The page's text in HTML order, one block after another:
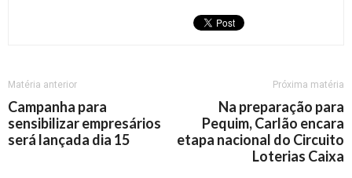
Matéria anterior
Campanha para
sensibilizar empresários
será lançada dia 15
Próxima matéria
Na preparação para
Pequim, Carlão encara
etapa nacional do Circuito
Loterias Caixa